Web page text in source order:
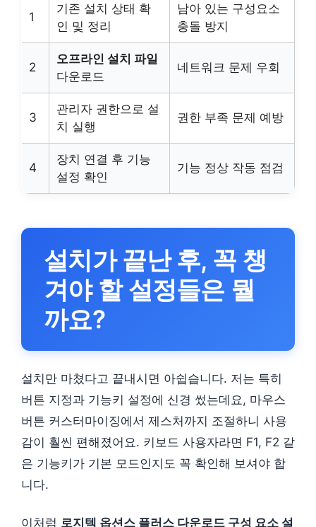
1
기존 설치 상태 확
인 및 정리
남아 있는 구성요소
충돌 방지
2
오프라인 설치 파일
다운로드
네트워크 문제 우회
3
관리자 권한으로 설
치 실행
권한 부족 문제 예방
4
장치 연결 후 기능
설정 확인
기능 정상 작동 점검
설치가 끝난 후, 꼭 챙
겨야 할 설정들은 뭘
까요?
설치만 마쳤다고 끝내시면 아쉽습니다. 저는 특히
버튼 지정과 기능키 설정에 신경 썼는데요, 마우스
버튼 커스터마이징에서 제스처까지 조절하니 사용
감이 훨씬 편해졌어요. 키보드 사용자라면 F1, F2 같
은 기능키가 기본 모드인지도 꼭 확인해 보셔야 합
니다.
이처럼 로지텍 옵션스 플러스 다운로드 구성 요소 설